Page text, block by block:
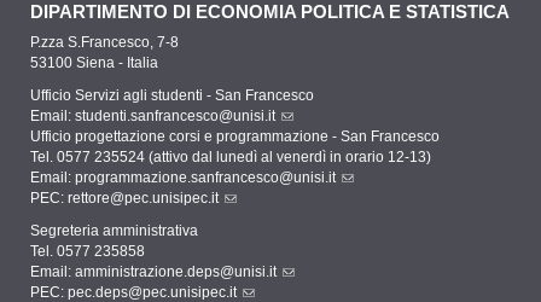
DIPARTIMENTO DI ECONOMIA POLITICA E STATISTICA
P.zza S.Francesco, 7-8
53100 Siena - Italia
Ufficio Servizi agli studenti - San Francesco
Email: studenti.sanfrancesco@unisi.it
Ufficio progettazione corsi e programmazione - San Francesco
Tel. 0577 235524 (attivo dal lunedì al venerdì in orario 12-13)
Email: programmazione.sanfrancesco@unisi.it
PEC: rettore@pec.unisipec.it
Segreteria amministrativa
Tel. 0577 235858
Email: amministrazione.deps@unisi.it
PEC: pec.deps@pec.unisipec.it